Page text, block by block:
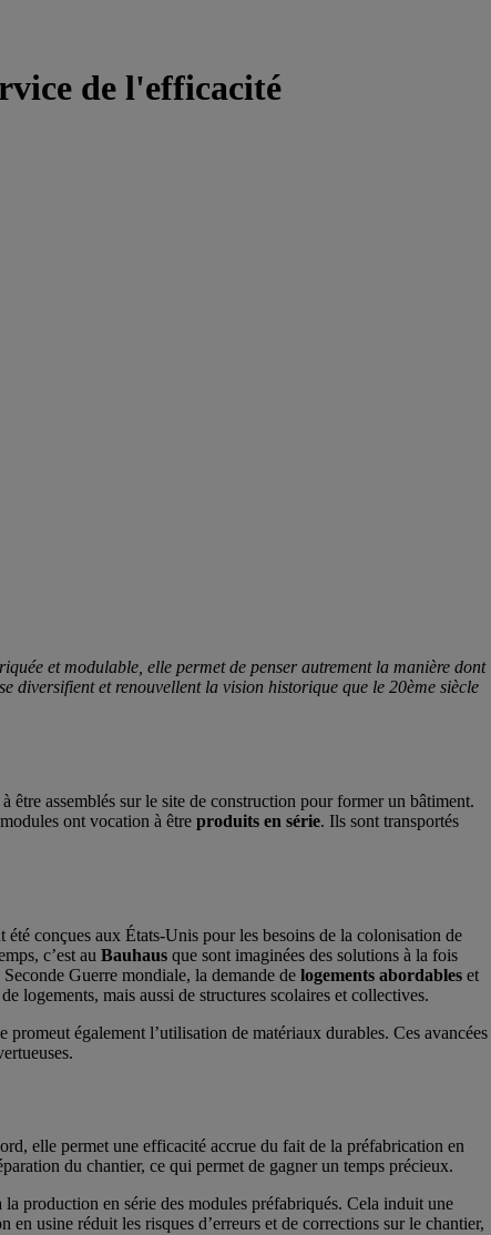
de l'efficacité
et modulable, elle permet de penser autrement la manière dont
diversifient et renouvellent la vision historique que le 20ème siècle
être assemblés sur le site de construction pour former un bâtiment.
ont vocation à être produits en série. Ils sont transportés
été conçues aux États-Unis pour les besoins de la colonisation de
c’est au Bauhaus que sont imaginées des solutions à la fois
Guerre mondiale, la demande de logements abordables et
logements, mais aussi de structures scolaires et collectives.
également l’utilisation de matériaux durables. Ces avancées
elle permet une efficacité accrue du fait de la préfabrication en
du chantier, ce qui permet de gagner un temps précieux.
production en série des modules préfabriqués. Cela induit une
usine réduit les risques d’erreurs et de corrections sur le chantier,